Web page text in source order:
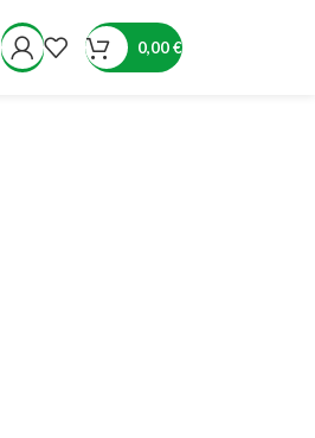
0,00€